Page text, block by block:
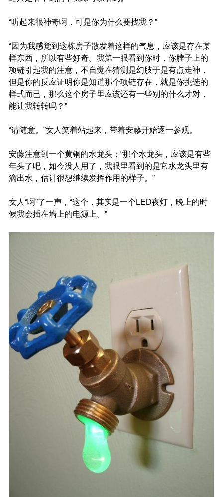
“听起来很神奇啊，可是你为什么要找我？”
“因为我感觉到这栋房子散发着这样的气息，应该是存在某
样东西，所以有些好奇。我第一眼看到你时，你脖子上的
项链引起我的注意，不自觉在猜测是幻肢于是有点走神，
但是你的反应证明你是知道那个项链存在，就是你挑选的
样式而已，那么这个房子里应该还有一些别的什么才对，
能让我转转吗？”
“请随意。”女人笑着站起来，带着安藤开始逐一参观。
安藤注意到一个黄铜的水龙头：“那个水龙头，应该是有些
年头了吧，如今没人用了，我眼里看到的是它水龙头里有
滴出水，估计很想继续发挥作用的样子。”
女人“啊”了一声，“这个，其实是一个LED夜灯，晚上的时
候我会插在墙上的电源上。”